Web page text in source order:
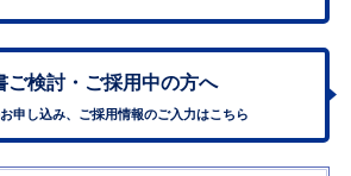
ご検討・ ご採用中の方へ
申し込み、ご採用情報のご入力はこちら